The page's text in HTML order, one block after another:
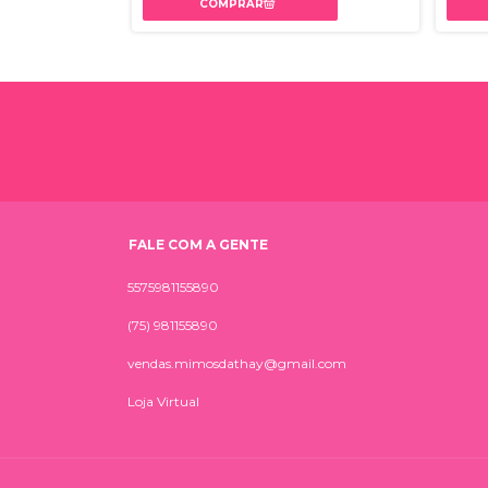
FALE COM A GENTE
5575981155890
(75) 981155890
vendas.mimosdathay@gmail.com
Loja Virtual